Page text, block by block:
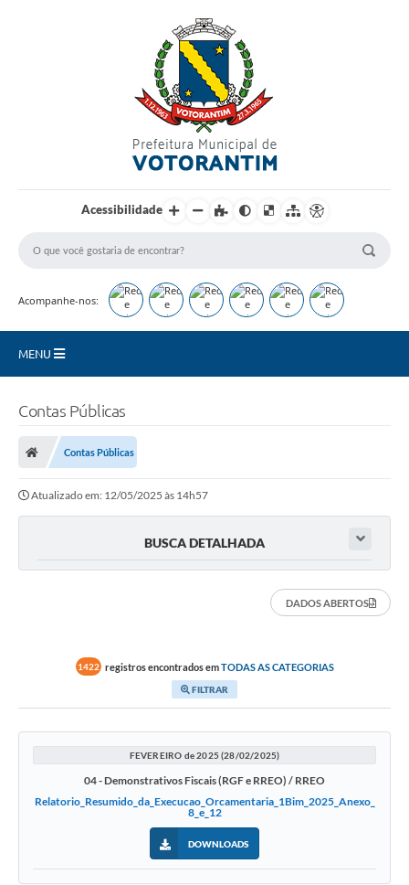
Acessibilidade
Acompanhe-nos:
MENU
Carta de Serviços
Vagas PAT
Perguntas e Respostas Frequentes
Plano Municipal de Retomada das Aulas Presenciais
Contas Públicas
Contas Públicas
Atualizado em: 12/05/2025 às 14h57
BUSCA DETALHADA
DADOS ABERTOS
1422 registros encontrados emTODAS AS CATEGORIAS
FILTRAR
FEVEREIRO de 2025 (28/02/2025)
04 - Demonstrativos Fiscais (RGF e RREO) / RREO
Relatorio_Resumido_da_Execucao_Orcamentaria_1Bim_2025_Anexo_
8_e_12
DOWNLOADS